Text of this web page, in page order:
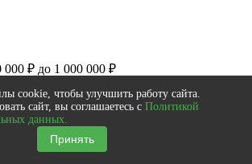
₽ до 1 000 000 ₽
от 9,9% годовых
cookie, чтобы улучшить работу сайта.
сайт, вы соглашаетесь с Политикой
данных.
Принять